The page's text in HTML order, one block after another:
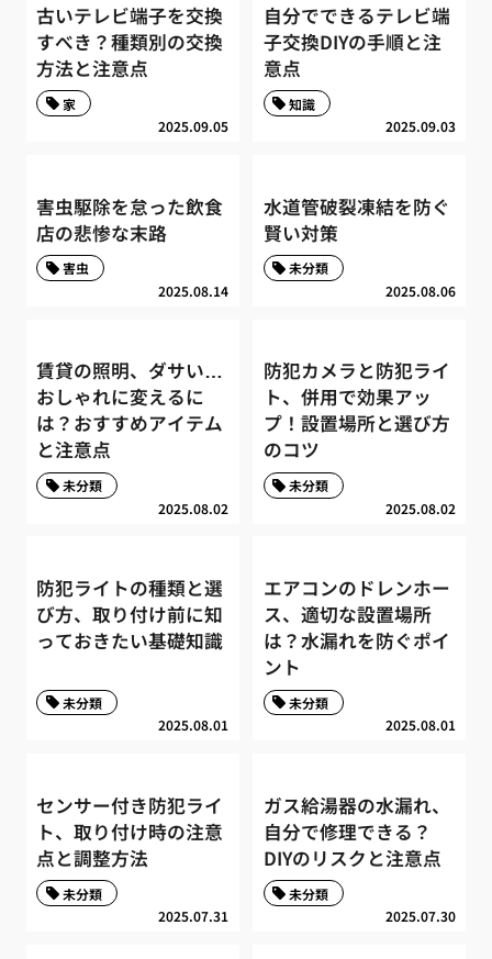
古いテレビ端子を交換
すべき？種類別の交換
方法と注意点
2025.09.05
家
自分でできるテレビ端
子交換DIYの手順と注
意点
2025.09.03
知識
害虫駆除を怠った飲食
店の悲惨な末路
2025.08.14
害虫
水道管破裂凍結を防ぐ
賢い対策
2025.08.06
未分類
賃貸の照明、ダサい…
おしゃれに変えるに
は？おすすめアイテム
と注意点
2025.08.02
未分類
防犯カメラと防犯ライ
ト、併用で効果アッ
プ！設置場所と選び方
のコツ
2025.08.02
未分類
防犯ライトの種類と選
び方、取り付け前に知
っておきたい基礎知識
2025.08.01
未分類
エアコンのドレンホー
ス、適切な設置場所
は？水漏れを防ぐポイ
ント
2025.08.01
未分類
センサー付き防犯ライ
ト、取り付け時の注意
点と調整方法
2025.07.31
未分類
ガス給湯器の水漏れ、
自分で修理できる？
DIYのリスクと注意点
2025.07.30
未分類